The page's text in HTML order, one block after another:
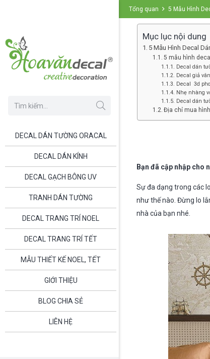
DECAL DÁN TƯỜNG ORACAL
DECAL DÁN KÍNH
DECAL GẠCH BÔNG UV
TRANH DÁN TƯỜNG
DECAL TRANG TRÍ NOEL
DECAL TRANG TRÍ TẾT
MẪU THIẾT KẾ NOEL, TẾT
GIỚI THIỆU
BLOG CHIA SẺ
LIÊN HỆ
Tổng quan 5 Mẫu Hình
Mục lục nội dung
5 Mẫu Hình Decal
5 mẫu hình
Decal dán
Decal giả
Decal 3d
Nhẹ nhàng
Decal dán
Địa chỉ mua
Bạn đã cập nhập cho
Sự đa dạng trong các
như thế nào. Đừng lo
nhà của bạn nhé.